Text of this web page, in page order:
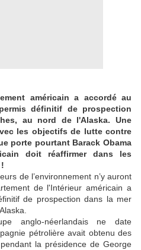
américain a accordé au
définitif de prospection
au nord de l'Alaska. Une
les objectifs de lutte contre
porte pourtant Barack Obama
doit réaffirmer dans les
de l’environnement n’y auront
de l'Intérieur américain a
de prospection dans la mer
anglo-néerlandais ne date
pétrolière avait obtenu des
la présidence de George